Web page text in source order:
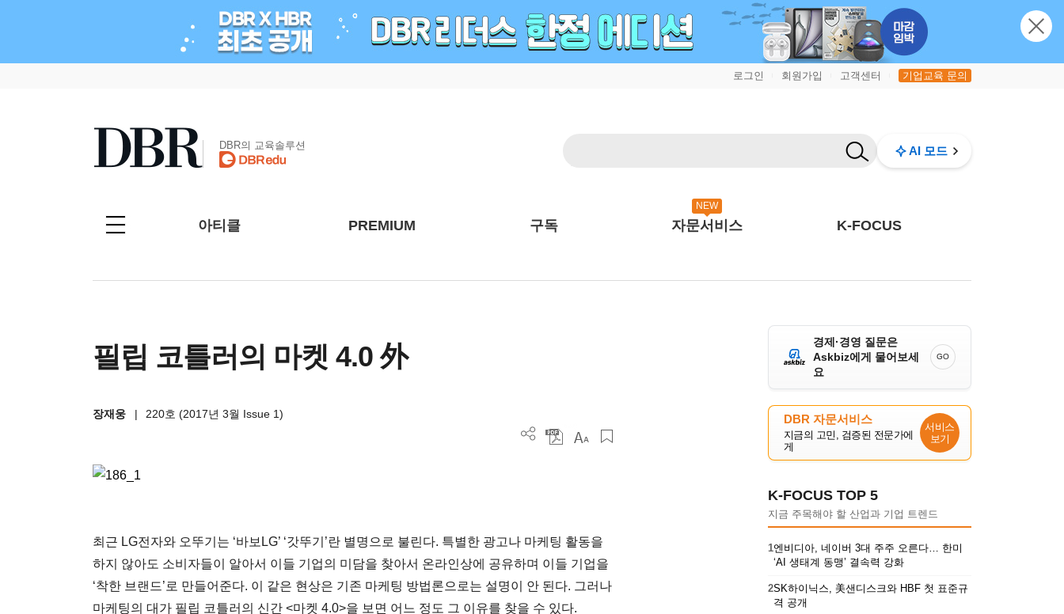
로그인 회원가입 고객센터 기업교육 문의
DBR의 교육솔루션 AI 모드
아티클 PREMIUM 구독
NEW
자문서비스 K-FOCUS
필립 코틀러의 마켓 4.0 外
장재웅 | 220호 (2017년 3월 Issue 1)
최근 LG전자와 오뚜기는 ‘바보LG’ ‘갓뚜기’란 별명으로 불린다. 특별한 광고나 마케팅 활동을
하지 않아도 소비자들이 알아서 이들 기업의 미담을 찾아서 온라인상에 공유하며 이들 기업을
‘착한 브랜드’로 만들어준다. 이 같은 현상은 기존 마케팅 방법론으로는 설명이 안 된다. 그러나
마케팅의 대가 필립 코틀러의 신간 <마켓 4.0>을 보면 어느 정도 그 이유를 찾을 수 있다.
경제·경영 질문은
Askbiz에게 물어보세
요
GO
DBR 자문서비스
지금의 고민, 검증된 전문가에
게
서비스
보기
K-FOCUS TOP 5
지금 주목해야 할 산업과 기업 트렌드
1엔비디아, 네이버 3대 주주 오른다… 한미
‘AI 생태계 동맹’ 결속력 강화
2SK하이닉스, 美샌디스크와 HBF 첫 표준규
격 공개